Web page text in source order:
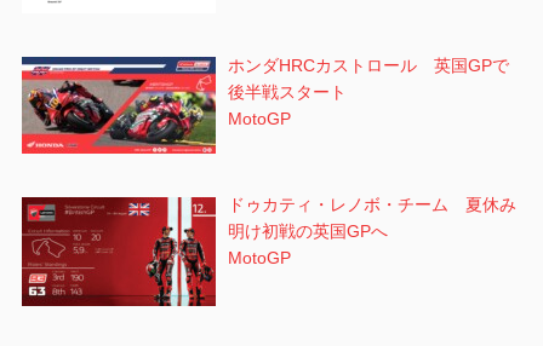
ホンダHRCカストロール 英国GPで
後半戦スタート
MotoGP
ドゥカティ・レノボ・チーム 夏休み
明け初戦の英国GPへ
MotoGP